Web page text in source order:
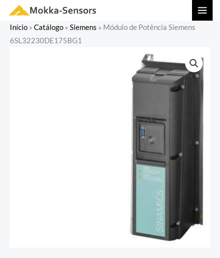
conteúdo
Início » Catálogo » Siemens » Módulo de Potência Siemens
6SL32230DE175BG1